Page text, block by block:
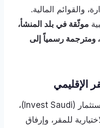
والقوائم المالية.
موثّقة في بلد المنشأ،
ومترجمة رسمياً إلى
قدّم الطلب عبر بوابة وزارة الاستثمار (Invest Saudi)،
للمقر، وإرفاق